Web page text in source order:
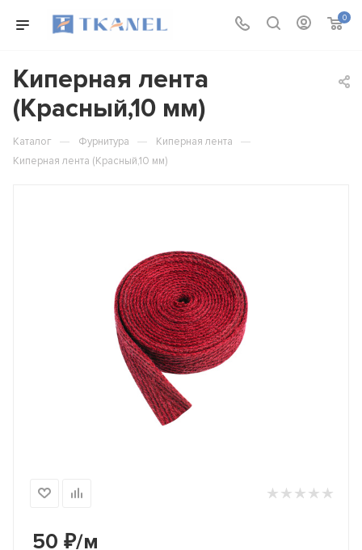
0
Киперная лента
(Красный,10 мм)
Каталог — Фурнитура — Киперная лента —
Киперная лента (Красный,10 мм)
50 ₽/м